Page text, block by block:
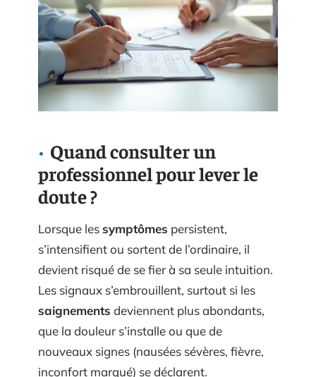
Quand consulter un
professionnel pour lever le
doute ?
Lorsque lessymptômes persistent,
s’intensifient ou sortent de l’ordinaire, il
devient risqué de se fier à sa seule intuition.
Les signaux s’embrouillent, surtout si les
saignements deviennent plus abondants,
que la douleur s’installe ou que de
nouveaux signes (nausées sévères, fièvre,
inconfort marqué) se déclarent.